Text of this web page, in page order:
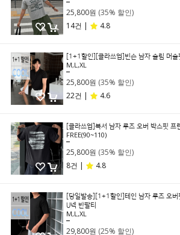
25,800원 (35% 할인)
14건 |
4.8
[1+1할인][클라쓰업]빈슨 남자 슬림 머
M,L,XL
25,800원 (35% 할인)
22건 |
4.6
[클라쓰업]복서 남자 루즈 오버 박스핏 프
FREE(90~110)
25,800원 (35% 할인)
8건 |
4.8
[당일발송][1+1할인]테인 남자 루즈 오
U넥 반팔티
M,L,XL
29,800원 (25% 할인)